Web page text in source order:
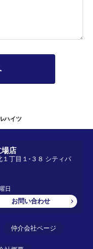
ハイツ
店
丁目１-３８ シティパ
日
お問い合わせ
仲介会社ページ